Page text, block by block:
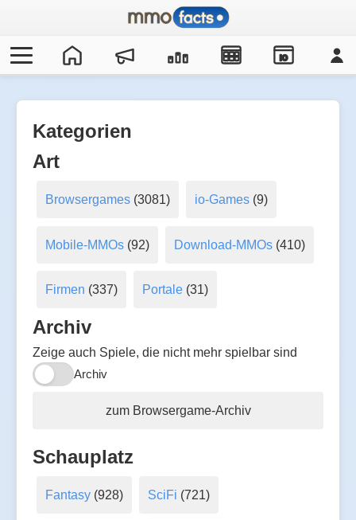
IO
Kategorien
Art
Browsergames(3081) io-Games (9)
Mobile-MMOs(92) Download-MMOs (410)
Firmen (337) Portale (31)
Archiv
Zeige auch Spiele, die nicht mehr spielbar sind
Archiv
zum Browsergame-Archiv
Schauplatz
Fantasy(928) SciFi (721)